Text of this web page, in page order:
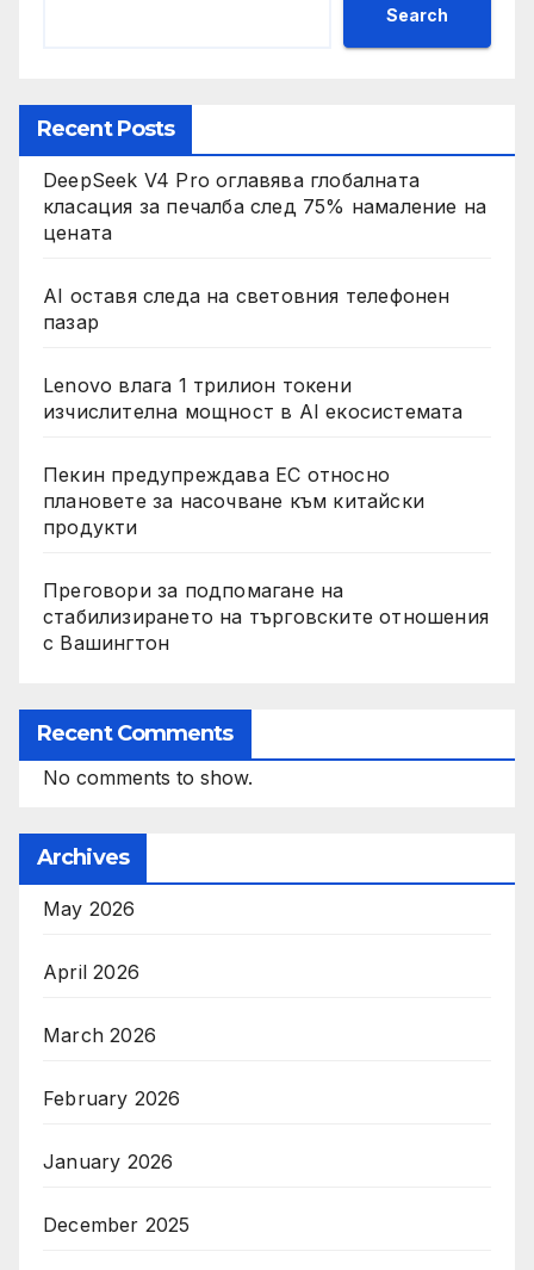
Search
Recent Posts
DeepSeek V4 Pro оглавява глобалната
класация за печалба след 75% намаление на
цената
AI оставя следа на световния телефонен
пазар
Lenovo влага 1 трилион токени
изчислителна мощност в AI екосистемата
Пекин предупреждава ЕС относно
плановете за насочване към китайски
продукти
Преговори за подпомагане на
стабилизирането на търговските отношения
с Вашингтон
Recent Comments
No comments to show.
Archives
May 2026
April 2026
March 2026
February 2026
January 2026
December 2025